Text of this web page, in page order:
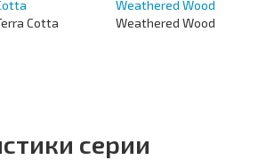
Cotta Weathered Wood
серии